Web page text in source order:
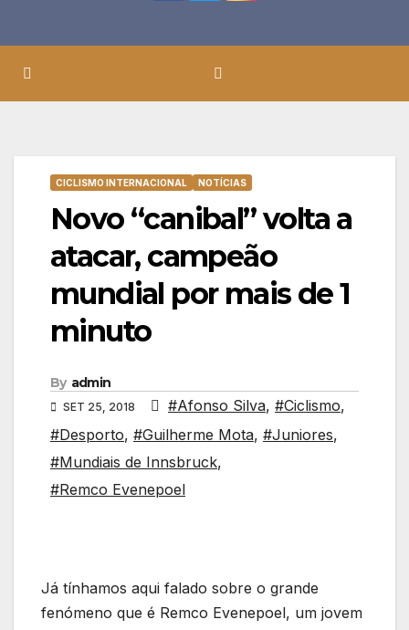
CICLISMO INTERNACIONAL NOTÍCIAS
Novo “canibal” volta a
atacar, campeão
mundial por mais de 1
minuto
By admin
SET 25, 2018 #Afonso Silva, #Ciclismo,
#Desporto, #Guilherme Mota, #Juniores,
#Mundiais de Innsbruck,
#Remco Evenepoel
Já tínhamos aqui falado sobre o grande
fenómeno que é Remco Evenepoel, um jovem